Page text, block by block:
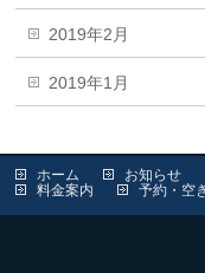
2019年2月
2019年1月
ホーム お知らせ
料金案内
予約・空